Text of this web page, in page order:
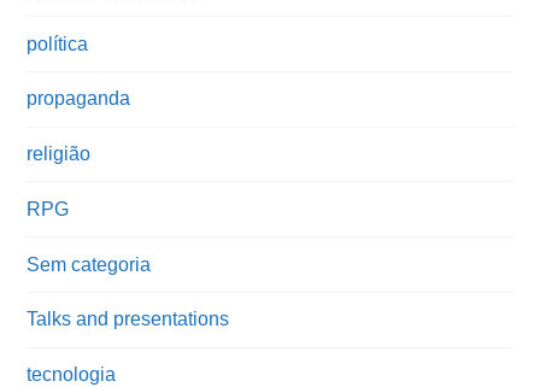
política
propaganda
religião
RPG
Sem categoria
Talks and presentations
tecnologia